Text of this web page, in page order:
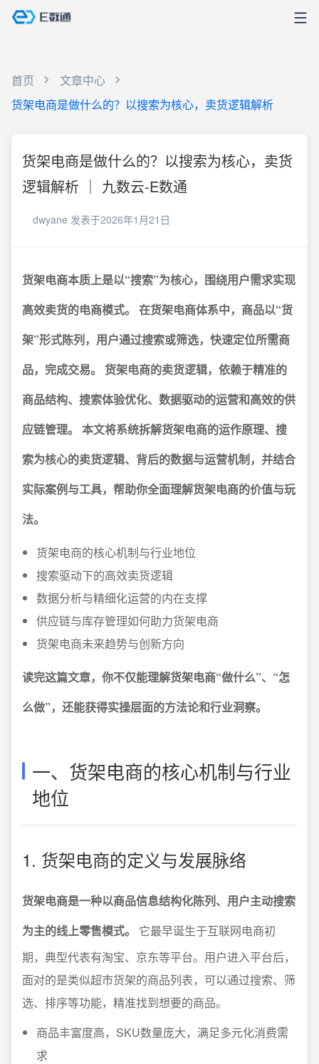
首页
文章中心
货架电商是做什么的？以搜索为核心，卖货逻辑解析
货架电商是做什么的？以搜索为核心，卖货
逻辑解析 ｜ 九数云-E数通
dwyane 发表于2026年1月21日
货架电商本质上是以“搜索”为核心，围绕用户需求实现
高效卖货的电商模式。
在货架电商体系中，商品以“货
架”形式陈列，用户通过搜索或筛选，快速定位所需商
品，完成交易。
货架电商的卖货逻辑，依赖于精准的
商品结构、搜索体验优化、数据驱动的运营和高效的供
应链管理。
本文将系统拆解货架电商的运作原理、搜
索为核心的卖货逻辑、背后的数据与运营机制，并结合
实际案例与工具，帮助你全面理解货架电商的价值与玩
法。
货架电商的核心机制与行业地位
搜索驱动下的高效卖货逻辑
数据分析与精细化运营的内在支撑
供应链与库存管理如何助力货架电商
货架电商未来趋势与创新方向
读完这篇文章，你不仅能理解货架电商“做什么”、“怎
么做”，还能获得实操层面的方法论和行业洞察。
一、货架电商的核心机制与行业
地位
1. 货架电商的定义与发展脉络
货架电商是一种以商品信息结构化陈列、用户主动搜索
为主的线上零售模式。
它最早诞生于互联网电商初
期，典型代表有淘宝、京东等平台。用户进入平台后，
面对的是类似超市货架的商品列表，可以通过搜索、筛
选、排序等功能，精准找到想要的商品。
商品丰富度高，SKU数量庞大，满足多元化消费需
求